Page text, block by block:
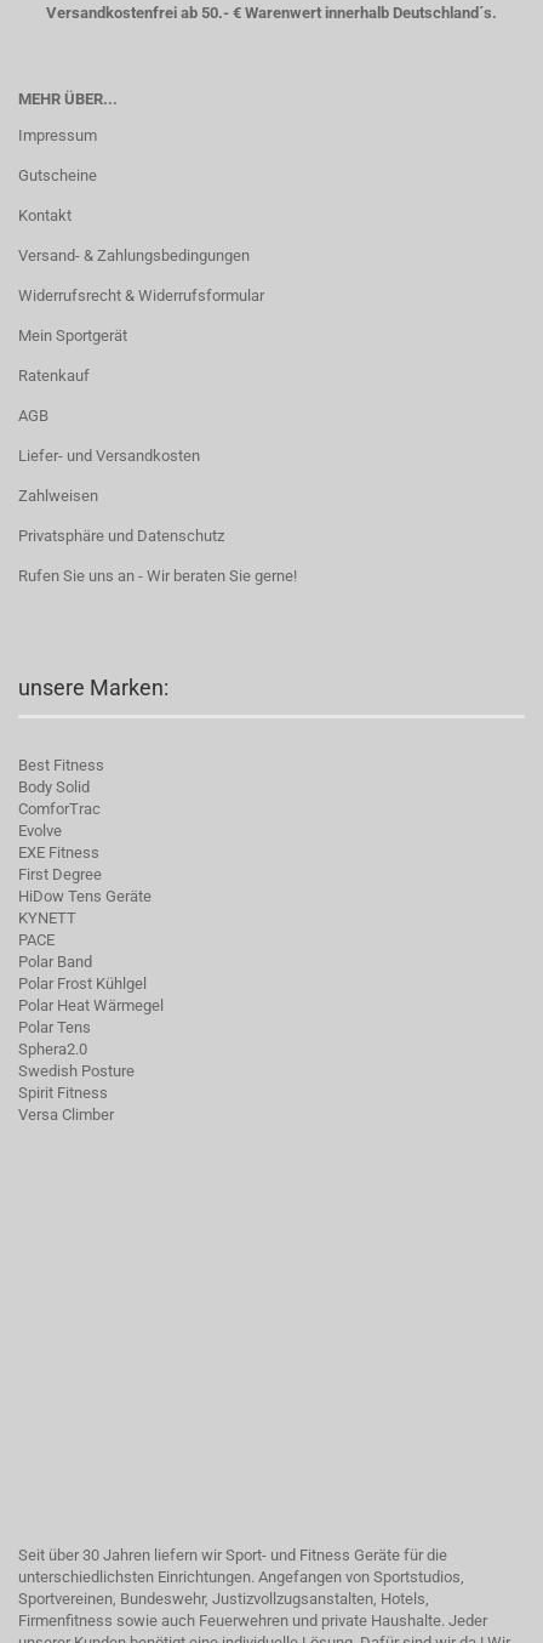
Versandkostenfrei ab 50.- € Warenwert innerhalb Deutschland´s.
MEHR ÜBER...
Impressum
Gutscheine
Kontakt
Versand- & Zahlungsbedingungen
Widerrufsrecht & Widerrufsformular
Mein Sportgerät
Ratenkauf
AGB
Liefer- und Versandkosten
Zahlweisen
Privatsphäre und Datenschutz
Rufen Sie uns an - Wir beraten Sie gerne!
unsere Marken:
Best Fitness
Body Solid
ComforTrac
Evolve
EXE Fitness
First Degree
HiDow Tens Geräte
KYNETT
PACE
Polar Band
Polar Frost Kühlgel
Polar Heat Wärmegel
Polar Tens
Sphera2.0
Swedish Posture
Spirit Fitness
Versa Climber
Seit über 30 Jahren liefern wir Sport- und Fitness Geräte für die
unterschiedlichsten Einrichtungen. Angefangen von Sportstudios,
Sportvereinen, Bundeswehr, Justizvollzugsanstalten, Hotels,
Firmenfitness sowie auch Feuerwehren und private Haushalte. Jeder